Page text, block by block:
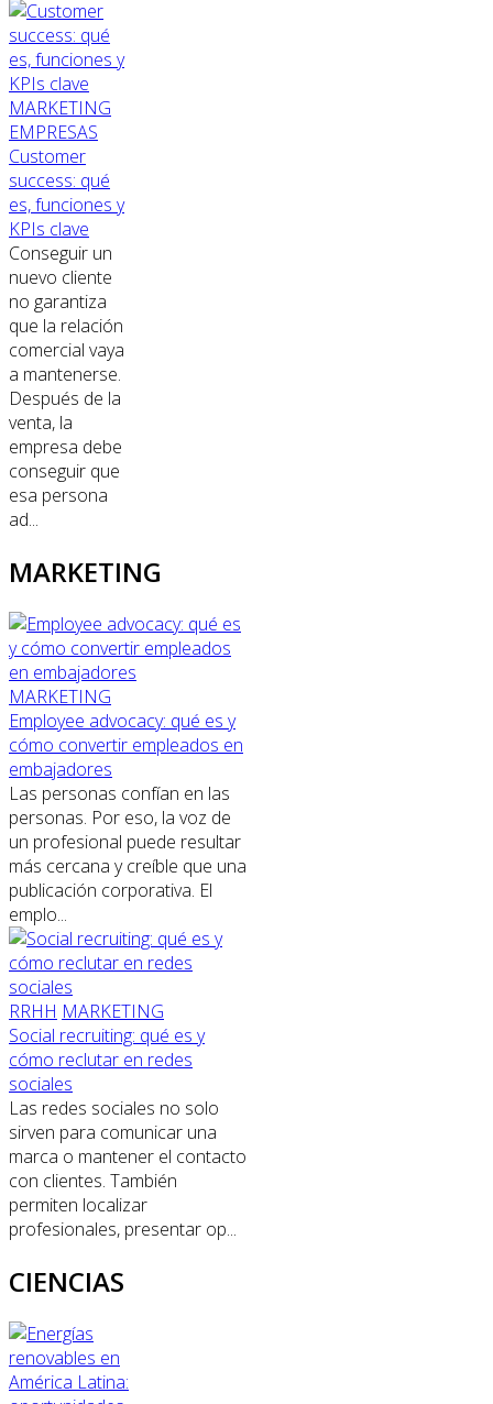
MARKETING
EMPRESAS
Customer
success: qué
es, funciones y
KPIs clave
Conseguir un
nuevo cliente
no garantiza
que la relación
comercial vaya
a mantenerse.
Después de la
venta, la
empresa debe
conseguir que
esa persona
ad...
MARKETING
MARKETING
Employee advocacy: qué es y
cómo convertir empleados en
embajadores
Las personas confían en las
personas. Por eso, la voz de
un profesional puede resultar
más cercana y creíble que una
publicación corporativa. El
emplo...
RRHH MARKETING
Social recruiting: qué es y
cómo reclutar en redes
sociales
Las redes sociales no solo
sirven para comunicar una
marca o mantener el contacto
con clientes. También
permiten localizar
profesionales, presentar op...
CIENCIAS